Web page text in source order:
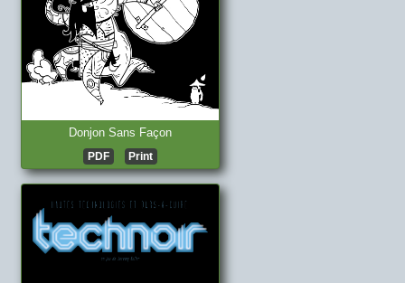
Donjon Sans Façon
PDF Print